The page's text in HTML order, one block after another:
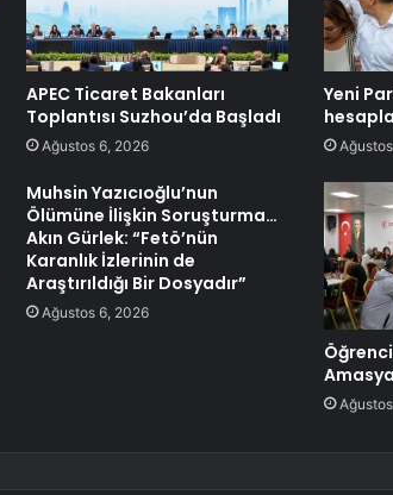
APEC Ticaret Bakanları
Toplantısı Suzhou’da Başladı
Ağustos 6, 2026
Yeni
Muhsin Yazıcıoğlu’nun
Ölümüne İlişkin Soruşturma…
Akın Gürlek: “Fetö’nün
Karanlık İzlerinin de
Araştırıldığı Bir Dosyadır”
Ağustos 6, 2026